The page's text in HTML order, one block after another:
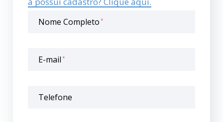
Nome Completo*
E-mail*
Telefone